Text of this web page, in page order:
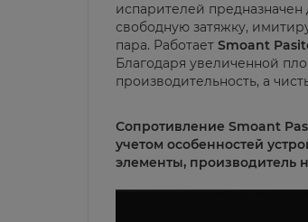
испарителей предназначен
свободную затяжку,
пара. Работает Smoant
Благодаря увеличенной
производительность, а
Сопротивление Smoant
учетом особенностей
элементы, производитель